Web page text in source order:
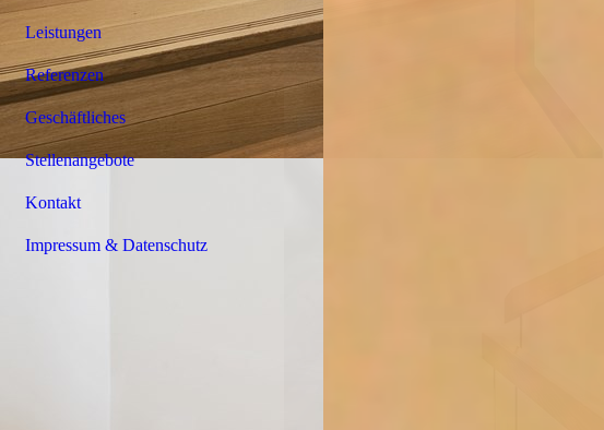
Leistungen
Referenzen
Geschäftliches
Stellenangebote
Kontakt
Impressum & Datenschutz